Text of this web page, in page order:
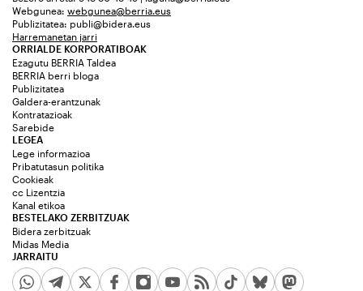
Webgunea: webgunea@berria.eus
Publizitatea: publi@bidera.eus
Harremanetan jarri
ORRIALDE KORPORATIBOAK
Ezagutu BERRIA Taldea
BERRIA berri bloga
Publizitatea
Galdera-erantzunak
Kontratazioak
Sarebide
JARRAITU
LEGEA
Lege informazioa
Pribatutasun politika
Cookieak
cc Lizentzia
Kanal etikoa
BESTELAKO ZERBITZUAK
Bidera zerbitzuak
Midas Media